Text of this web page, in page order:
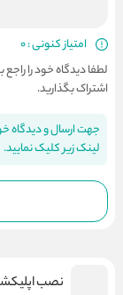
امتیاز کنونی : 0
لطفا دیدگاه خود را راجع
اشتراک بگذارید.
جهت ارسال و دیدگاه
لینک زیر کلیک نمایید.
نصب